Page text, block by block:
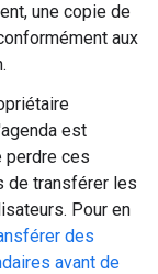
une copie de
aux
est
perdre ces
de transférer les
Pour en
des
avant de